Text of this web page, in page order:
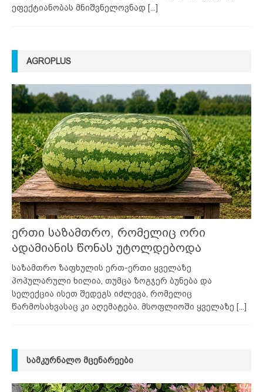
ეფექტიანობას მნიშვნელოვნად [...]
AGROPLUS
ერთი საზამთრო, რომელიც ორი
ადამიანის წონას უტოლდებოდა
საზამთრო ზაფხულის ერთ-ერთი ყველაზე
პოპულარული ხილია, თუმცა ზოგჯერ ბუნება და
სელექცია ისეთ შედეგს იძლევა, რომელიც
წარმოსახვასაც კი აღემატება. მსოფლიოში ყველაზე [...]
ᲡᲐᲛᲙᲣᲠᲜᲐᲚᲝ ᲛᲪᲔᲜᲐᲠᲔᲔᲑᲘ